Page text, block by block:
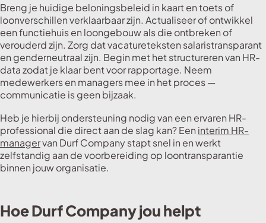
Breng je huidige beloningsbeleid in kaart en toets of
loonverschillen verklaarbaar zijn. Actualiseer of ontwikkel
een functiehuis en loongebouw als die ontbreken of
verouderd zijn. Zorg dat vacatureteksten salaristransparant
en genderneutraal zijn. Begin met het structureren van HR-
data zodat je klaar bent voor rapportage. Neem
medewerkers en managers mee in het proces —
communicatie is geen bijzaak.
Heb je hierbij ondersteuning nodig van een ervaren HR-
professional die direct aan de slag kan? Een interim HR-
managervan Durf Company stapt snel in en werkt
zelfstandig aan de voorbereiding op loontransparantie
binnen jouw organisatie.
Hoe Durf Company jou helpt